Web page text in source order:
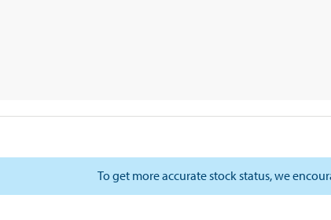
To get more accurate stock status, we